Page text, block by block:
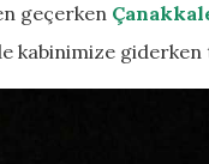
geçerken
kabinimize